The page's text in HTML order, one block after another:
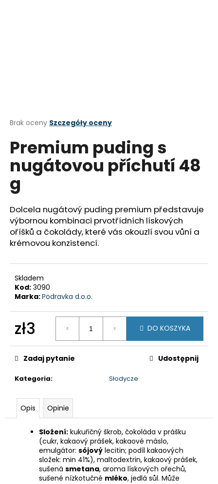
Średnia
produktu
wynosi
na
5
gwiazdek.
Brak oceny Szczegóły oceny
Premium puding s
nugátovou příchutí 48
g
Dolcela nugátový puding premium představuje
výbornou kombinaci prvotřídních lískových
oříšků a čokolády, které vás okouzlí svou vůní a
krémovou konzistencí.
Skladem
Kod: 3090
Marka:Podravka d.o.o.
zł3
jednostkowa:
DO KOSZYKA
Kategoria: Słodycze
Zadaj pytanie Udostępnij
Opis Opinie
Složení: kukuřičný škrob, čokoláda v prášku
(cukr, kakaový prášek, kakaové máslo,
emulgátor: sójový lecitin; podíl kakaových
složek: min 41%), maltodextrin, kakaový prášek,
sušená smetana, aroma lískových ořechů,
sušené nízkotučné mléko, jedlá sůl. Může
c
m
y
PROŠEK
ČERVENÉ
DEZERTNÍ
ADRIA
0,75L
PALIHNIĆ
PELJEŠAC
ADRIA